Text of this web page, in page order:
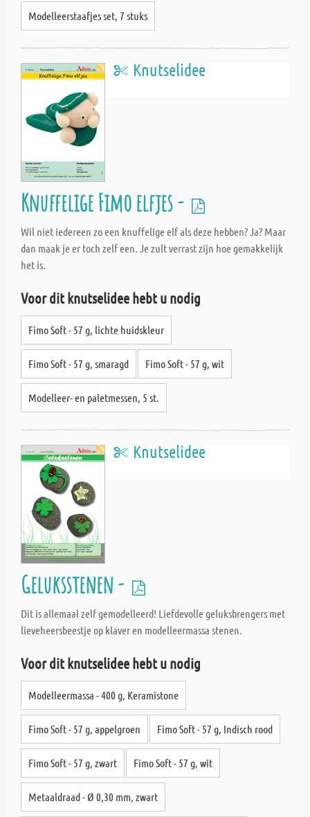
Modelleerstaafjes set, 7 stuks
Knutselidee
Knuffelige Fimo elfjes -
Wil niet iedereen zo een knuffelige elf als deze hebben? Ja? Maar
dan maak je er toch zelf een. Je zult verrast zijn hoe gemakkelijk
het is.
Voor dit knutselidee hebt u nodig
Fimo Soft - 57 g, lichte huidskleur
Fimo Soft - 57 g, smaragd Fimo Soft - 57 g, wit
Modelleer- en paletmessen, 5 st.
Knutselidee
Geluksstenen -
Dit is allemaal zelf gemodelleerd! Liefdevolle geluksbrengers met
lieveheersbeestje op klaver en modelleermassa stenen.
Voor dit knutselidee hebt u nodig
Modelleermassa - 400 g, Keramistone
Fimo Soft - 57 g, appelgroen Fimo Soft - 57 g, Indisch rood
Fimo Soft - 57 g, zwart Fimo Soft - 57 g, wit
Metaaldraad - Ø 0,30 mm, zwart